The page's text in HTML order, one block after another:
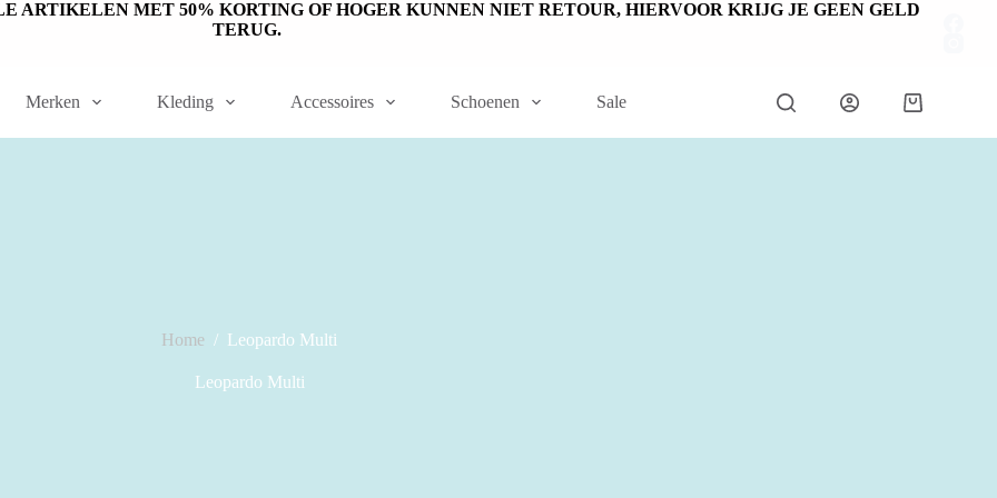
ARTIKELEN MET 50% KORTING OF HOGER KUNNEN NIET RETOUR, HIERVOOR KRIJG JE GEEN GELD
TERUG.
Merken Kleding Accessoires Schoenen Sale
Home / Leopardo Multi
Leopardo Multi